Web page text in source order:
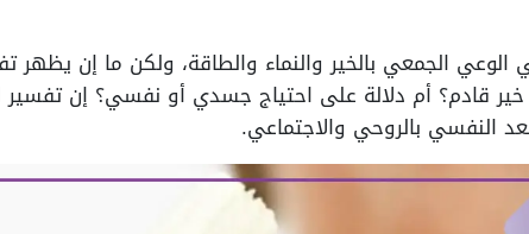
الوعي الجمعي بالخير والنماء والطاقة، ولكن ما إن يظهر
قادم؟ أم دلالة على احتياج جسدي أو نفسي؟ إن تفسير
النفسي بالروحي والاجتماعي.